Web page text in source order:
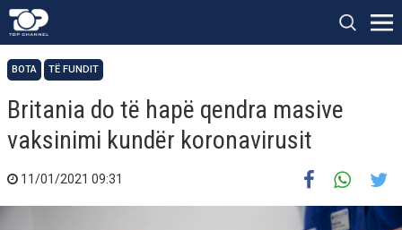
BOTA TË FUNDIT
Britania do të hapë qendra masive
vaksinimi kundër koronavirusit
11/01/2021 09:31